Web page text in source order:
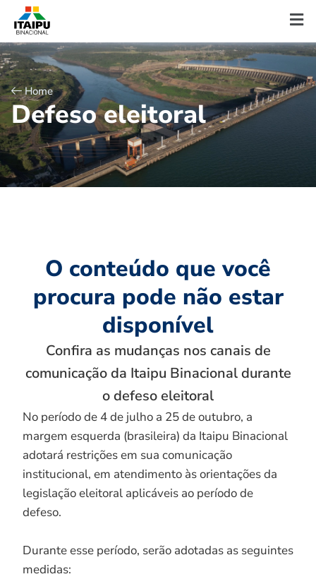
Home
Defeso eleitoral
O conteúdo que você
procura pode não estar
disponível
Confira as mudanças nos canais de
comunicação da Itaipu Binacional durante
o defeso eleitoral
No período de 4 de julho a 25 de outubro, a
margem esquerda (brasileira) da Itaipu Binacional
adotará restrições em sua comunicação
institucional, em atendimento às orientações da
legislação eleitoral aplicáveis ao período de
defeso.
Durante esse período, serão adotadas as seguintes
medidas: